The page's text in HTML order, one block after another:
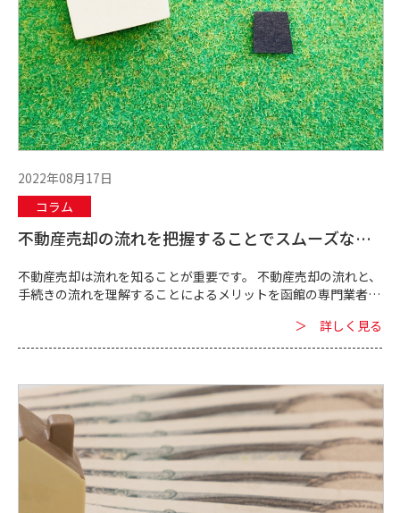
2022年08月17日
コラム
不動産売却の流れを把握することでスムーズな売
不動産売却は流れを知ることが重要です。 不動産売却の流れと、
手続きの流れを理解することによるメリットを函館の専門業者が
＞ 詳しく見る